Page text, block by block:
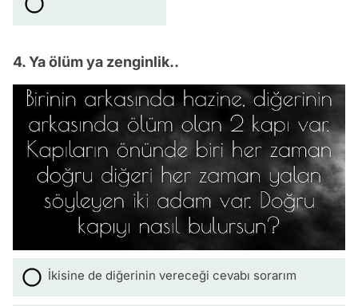
4. Ya ölüm ya zenginlik..
İkisine de diğerinin vereceği cevabı sorarım